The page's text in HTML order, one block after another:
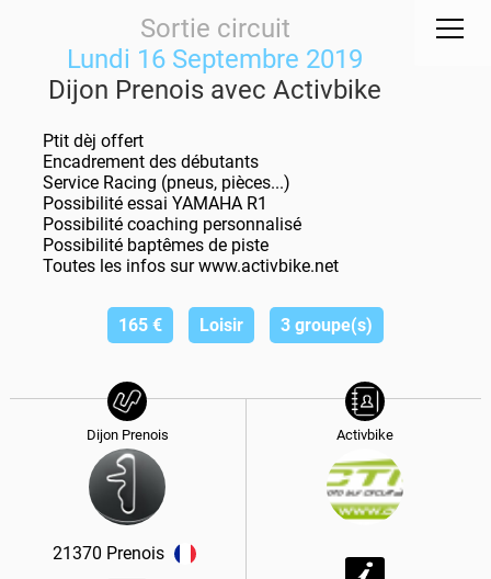
Sortie circuit
Lundi 16 Septembre 2019
Dijon Prenois avec Activbike
Ptit dèj offert
Encadrement des débutants
Service Racing (pneus, pièces...)
Possibilité essai YAMAHA R1
Possibilité coaching personnalisé
Possibilité baptêmes de piste
Toutes les infos sur www.activbike.net
165 € Loisir 3 groupe(s)
Dijon Prenois
21370 Prenois
Activbike